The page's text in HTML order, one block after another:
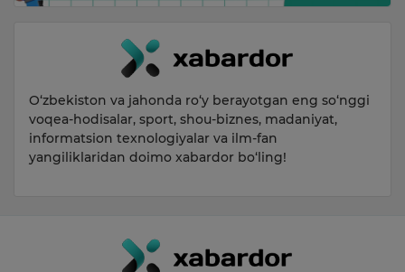
O‘zbekiston va jahonda ro‘y berayotgan eng so‘nggi
voqea-hodisalar, sport, shou-biznes, madaniyat,
informatsion texnologiyalar va ilm-fan
yangiliklaridan doimo xabardor bo‘ling!